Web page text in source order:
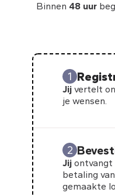
Binnen 48 uur
1
Jij vertelt
je wensen.
2
Jij ontvangt
betaling
gemaakte